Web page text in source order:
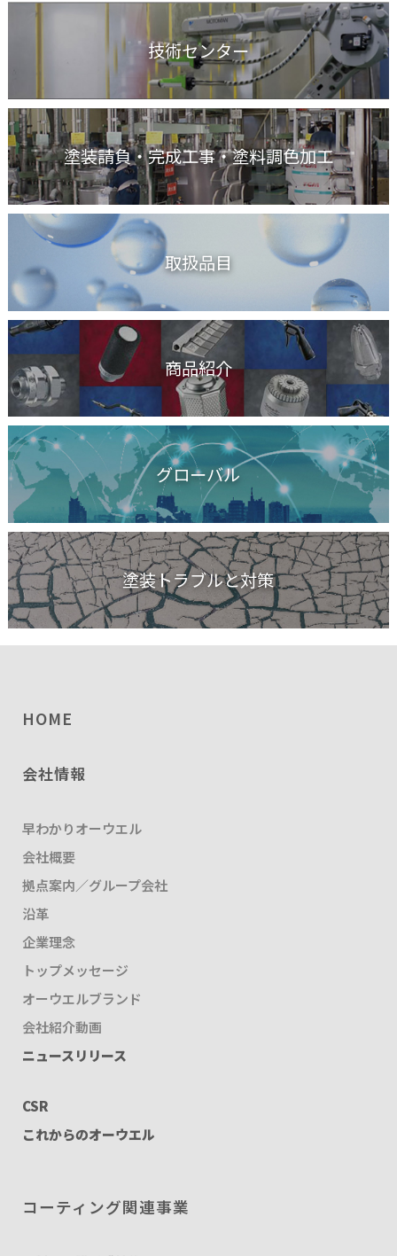
技術センター
塗装請負・完成工事・塗料調色加工
取扱品目
商品紹介
グローバル
塗装トラブルと対策
HOME
会社情報
早わかりオーウエル
会社概要
拠点案内／グループ会社
沿革
企業理念
トップメッセージ
オーウエルブランド
会社紹介動画
ニュースリリース
CSR
これからのオーウエル
コーティング関連事業